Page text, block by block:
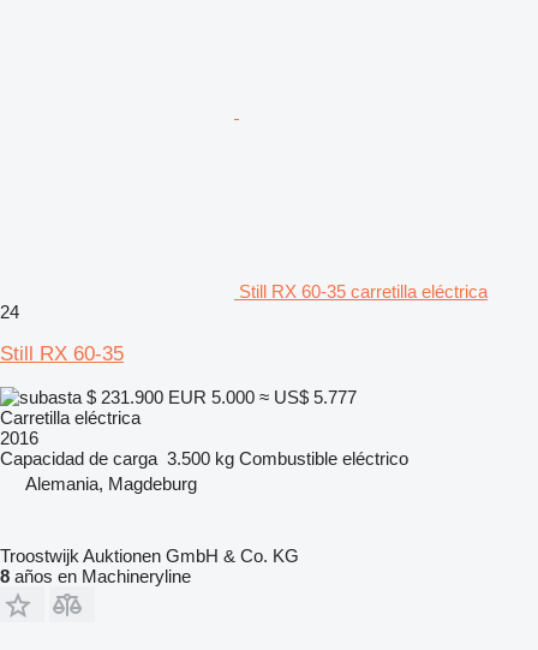
Still RX 60-35 carretilla eléctrica
24
Still RX 60-35
$ 231.900 EUR 5.000 ≈ US$ 5.777
Carretilla eléctrica
2016
Capacidad de carga 3.500 kg Combustible eléctrico
Alemania, Magdeburg
Troostwijk Auktionen GmbH & Co. KG
8 años en Machineryline